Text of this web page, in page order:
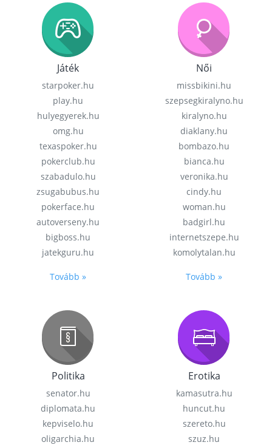
Játék
starpoker.hu
play.hu
hulyegyerek.hu
omg.hu
texaspoker.hu
pokerclub.hu
szabadulo.hu
zsugabubus.hu
pokerface.hu
autoverseny.hu
bigboss.hu
jatekguru.hu
Tovább »
Női
missbikini.hu
szepsegkiralyno.hu
kiralyno.hu
diaklany.hu
bombazo.hu
bianca.hu
veronika.hu
cindy.hu
woman.hu
badgirl.hu
internetszepe.hu
komolytalan.hu
Tovább »
Politika
senator.hu
diplomata.hu
kepviselo.hu
oligarchia.hu
Erotika
kamasutra.hu
huncut.hu
szereto.hu
szuz.hu